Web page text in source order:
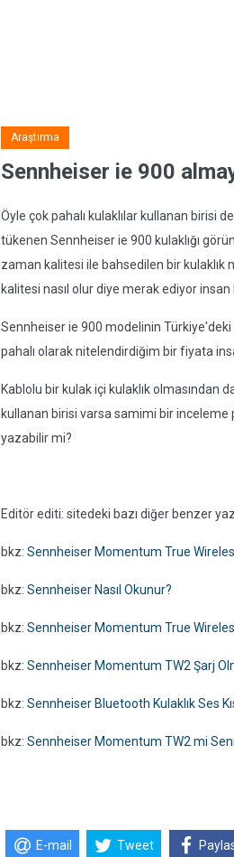
Araştırma
Sennheiser ie 900
Öyle çok pahalı kulaklılar kullanan birisi
tükenen Sennheiser ie 900 kulaklığı
zaman kalitesi ile bahsedilen bir kulaklık
kalitesi nasıl olur diye merak ediyor insan
Sennheiser ie 900 modelinin Türkiye'deki
pahalı olarak nitelendirdiğim bir fiyata
Kablolu bir kulak içi kulaklık olmasından
kullanan birisi varsa samimi bir inceleme
yazabilir mi?
Editör editi: sitedeki bazı diğer benzer
bkz: Sennheiser Momentum True
bkz: Sennheiser Nasıl Okunur?
bkz: Sennheiser Momentum True
bkz: Sennheiser Momentum TW2 Şarj
bkz: Sennheiser Bluetooth Kulaklık Ses
bkz: Sennheiser Momentum TW2 mi
E-mail Tweet